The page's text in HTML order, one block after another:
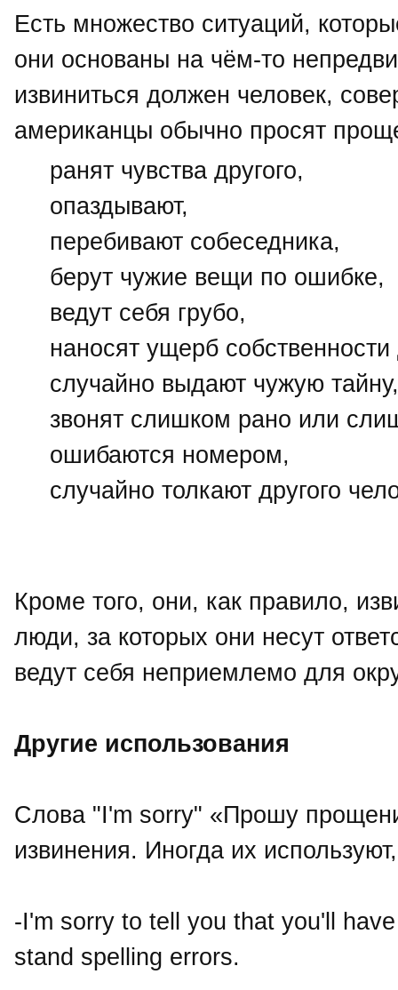
Есть множество ситуаций,
они основаны на чём-то
извиниться должен человек,
американцы обычно просят
ранят чувства другого,
опаздывают,
перебивают собеседника,
берут чужие вещи по ошибке,
ведут себя грубо,
наносят ущерб собственности
случайно выдают чужую тайну,
звонят слишком рано или
ошибаются номером,
случайно толкают другого
Кроме того, они, как правило,
люди, за которых они несут
ведут себя неприемлемо для
Другие использования
Слова "I'm sorry" «Прошу
извинения. Иногда их
-I'm sorry to tell you that you'll
stand spelling errors.